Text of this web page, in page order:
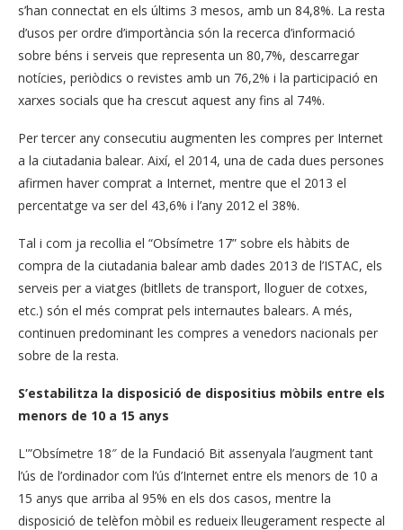
s’han connectat en els últims 3 mesos, amb un 84,8%. La resta
d’usos per ordre d’importància són la recerca d’informació
sobre béns i serveis que representa un 80,7%, descarregar
notícies, periòdics o revistes amb un 76,2% i la participació en
xarxes socials que ha crescut aquest any fins al 74%.
Per tercer any consecutiu augmenten les compres per Internet
a la ciutadania balear. Així, el 2014, una de cada dues persones
afirmen haver comprat a Internet, mentre que el 2013 el
percentatge va ser del 43,6% i l’any 2012 el 38%.
Tal i com ja recollia el “Obsímetre 17” sobre els hàbits de
compra de la ciutadania balear amb dades 2013 de l’ISTAC, els
serveis per a viatges (bitllets de transport, lloguer de cotxes,
etc.) són el més comprat pels internautes balears. A més,
continuen predominant les compres a venedors nacionals per
sobre de la resta.
S’estabilitza la disposició de dispositius mòbils entre els
menors de 10 a 15 anys
L'”Obsímetre 18″ de la Fundació Bit assenyala l’augment tant
l’ús de l’ordinador com l’ús d’Internet entre els menors de 10 a
15 anys que arriba al 95% en els dos casos, mentre la
disposició de telèfon mòbil es redueix lleugerament respecte al